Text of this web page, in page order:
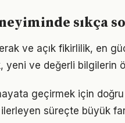
sıkça
ve açık fikirlilik, en
yeni ve değerli bilgilerin
geçirmek için
süreçte büyük